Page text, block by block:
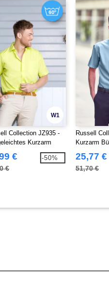
W1
Collection JZ935 -
Kurzarm
€
€
-50%
Russell
Kurzarm
25,77 €
51,70 €